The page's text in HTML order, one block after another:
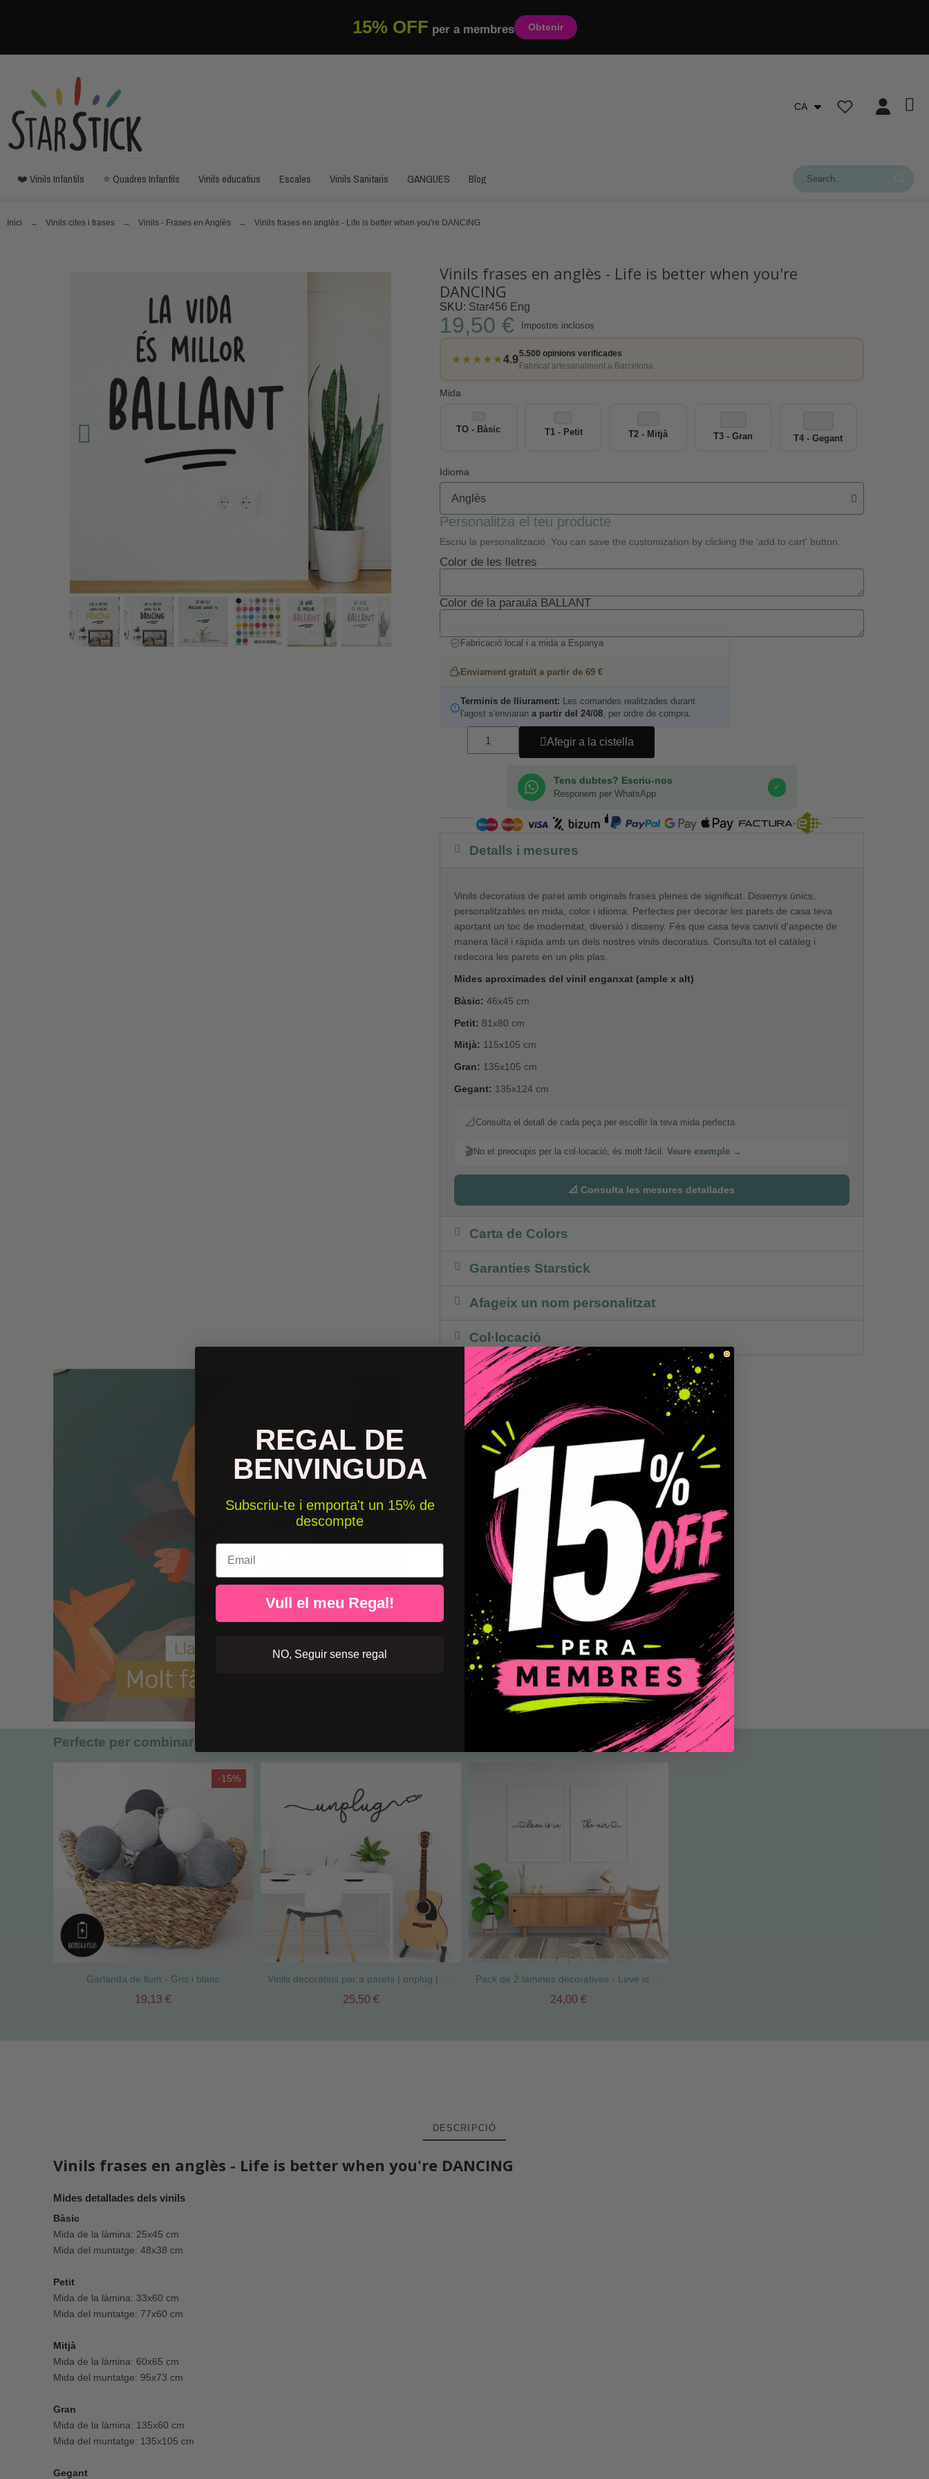
15% OFF per a membres Obtenir
CA
❤️ Vinils Infantils ⭐ Quadres Infantils Vinils educatius Escales Vinils Sanitaris GANGUES Blog
Inici Vinils cites i frases Vinils - Frases en Anglès Vinils frases en anglès - Life is better when you're DANCING
Vinils frases en anglès - Life is better when you're
DANCING
SKU Star456 Eng
19,50 € Impostos inclosos
★★★★★4.9
5.500 opinions verificades
Fabricat artesanalment a Barcelona
Mida
TO - Bàsic T1 - Petit T2 - Mitjà T3 - Gran T4 - Gegant
Idioma
Personalitza el teu producte
Escriu la personalització. You can save the customization by clicking the 'add to cart' button.
Color de les lletres
Color de la paraula BALLANT
Fabricació local i a mida a Espanya
Enviament gratuït a partir de 69 €
Terminis de lliurament: Les comandes realitzades durant
l'agost s'enviaran a partir del 24/08, per ordre de compra.
Afegir a la cistella
Tens dubtes? Escriu-nos
Responem per WhatsApp
✓
COMPRA SEGURA
Detalls i mesures
Vinils decoratius de paret amb originals frases plenes de significat. Dissenys únics,
personalitzables en mida, color i idioma. Perfectes per decorar les parets de casa teva
aportant un toc de modernitat, diversió i disseny. Fés que casa teva canviï d'aspecte de
manera fàcil i ràpida amb un dels nostres vinils decoratius. Consulta tot el catàleg i
redecora les parets en un plis plas.
Mides aproximades del vinil enganxat (ample x alt)
Bàsic: 46x45 cm
Petit: 81x80 cm
Mitjà: 115x105 cm
Gran: 135x105 cm
Gegant: 135x124 cm
📐 Consulta el detall de cada peça per escollir la teva mida perfecta.
🎬No et preocupis per la col·locació, és molt fàcil. Veure exemple →
📐 Consulta les mesures detallades
Carta de Colors
Garanties Starstick
Afageix un nom personalitzat
Col·locació
Perfecte per combinar
-15%
Garlanda de llum - Gris i blanc
19,13 €
Vinils decoratius per a parets | unplug | decoració de la llar
25,50 €
Pack de 2 làmines decoratives - Love is in the air
24,00 €
DESCRIPCIÓ
Vinils frases en anglès - Life is better when you're DANCING
Mides detallades dels vinils
Bàsic
Mida de la làmina: 25x45 cm
Mida del muntatge: 48x38 cm
Petit
Mida de la làmina: 33x60 cm
Mida del muntatge: 77x60 cm
Mitjà
Mida de la làmina: 60x65 cm
Mida del muntatge: 95x73 cm
Gran
Mida de la làmina: 135x60 cm
Mida del muntatge: 135x105 cm
Gegant
REGAL DE
BENVINGUDA
Subscriu-te i emporta't un 15% de
descompte
Email
Vull el meu Regal!
NO, Seguir sense regal